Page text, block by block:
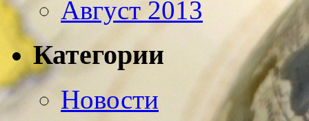
Август 2013
Категории
Новости